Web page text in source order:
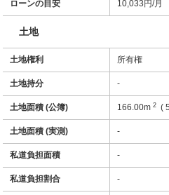
ローンの目安 10,033 円/月
土地
土地権利 所有権
土地持分 -
土地面積 (公簿) 166.00m2 (
土地面積 (実測) -
私道負担面積 -
私道負担割合 -